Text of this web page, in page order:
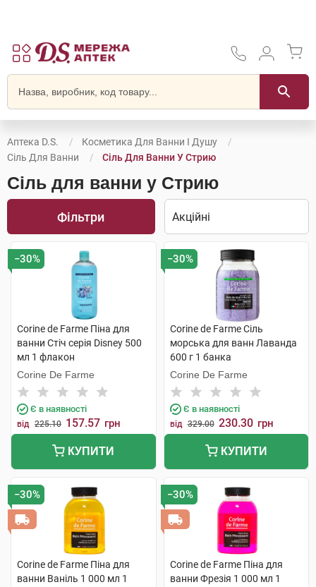
Аптека D.S.
Косметика Для Ванни І Душу
Сіль Для Ванни
Сіль Для Ванни У Стрию
Сіль для ванни у Стрию
Фільтри
−30%
Corine de Farme Піна для
ванни Стіч серія Disney 500
мл 1 флакон
Corine De Farme
Є в наявності
від 225.10 157.57 грн
КУПИТИ
−30%
Corine de Farme Сіль
морська для ванн Лаванда
600 г 1 банка
Corine De Farme
Є в наявності
від 329.00 230.30 грн
КУПИТИ
−30%
Corine de Farme Піна для
ванни Ваніль 1 000 мл 1
−30%
Corine de Farme Піна для
ванни Фрезія 1 000 мл 1